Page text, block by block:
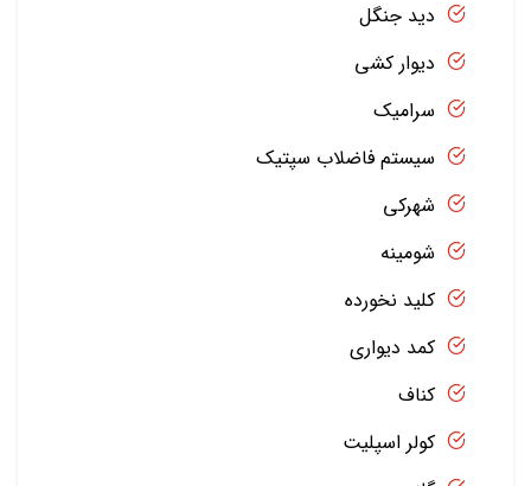
دید جنگل
دیوار کشی
سرامیک
سیستم فاضلاب سپتیک
شهرکی
شومینه
کلید نخورده
کمد دیواری
کناف
کولر اسپلیت